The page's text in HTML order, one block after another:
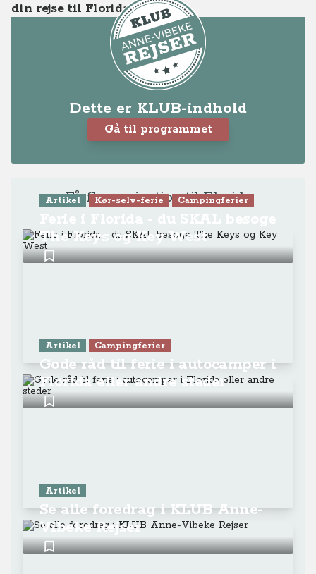
din rejse til Florida
Dette er KLUB-indhold
Gå til programmet
Få flere rejsetips til Florida
Artikel Kør-selv-ferie Campingferier
The Keys og Key West
Artikel Campingferier
Gode råd til ferie i autocamper i
Florida eller andre steder
Artikel
Se alle foredrag i KLUB Anne-
Vibeke Rejser